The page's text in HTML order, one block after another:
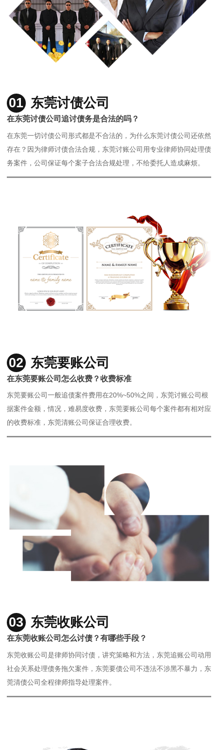
01 东莞讨债公司
在东莞讨债公司追讨债务是合法的吗？
在东莞一切讨债公司形式都是不合法的，为什么东莞讨债公司还依然
存在？因为律师讨债合法合规，东莞讨账公司用专业律师协同处理债
务案件，公司保证每个案子合法合规处理，不给委托人造成麻烦。
02 东莞要账公司
在东莞要账公司怎么收费？收费标准
东莞要账公司一般追债案件费用在20%~50%之间，东莞讨账公司根
据案件金额，情况，难易度收费，东莞要账公司每个案件都有相对应
的收费标准，东莞清账公司保证合理收费。
03 东莞收账公司
在东莞收账公司怎么讨债？有哪些手段？
东莞收账公司是律师协同讨债，讲究策略和方法，东莞追账公司动用
社会关系处理债务拖欠案件，东莞要债公司不违法不涉黑不暴力，东
莞清债公司全程律师指导处理案件。